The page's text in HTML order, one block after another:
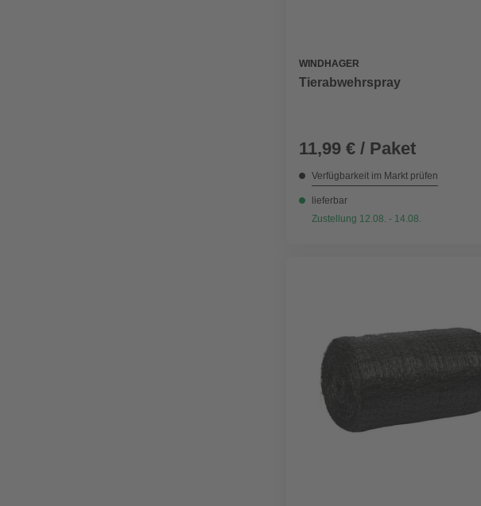
WINDHAGER
Tierabwehrspray
11,99 € / Paket
Verfügbarkeit im Markt prüfen
lieferbar
Zustellung 12.08. - 14.08.